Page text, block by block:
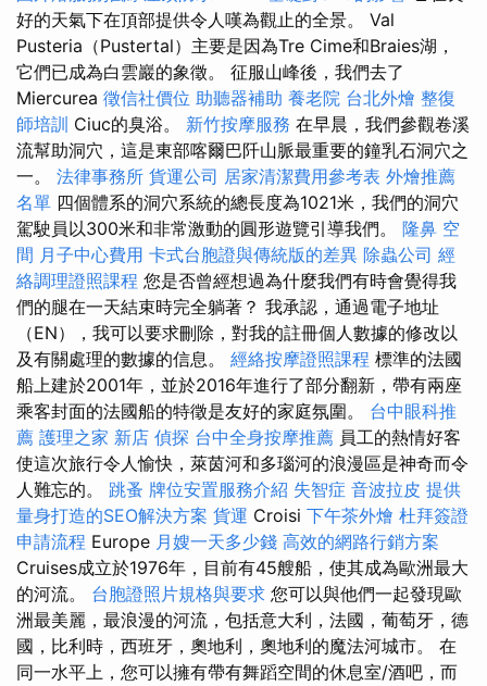
好的天氣下在頂部提供令人嘆為觀止的全景。 Val
Pusteria（Pustertal）主要是因為Tre Cime和Braies湖，
它們已成為白雲巖的象徵。 征服山峰後，我們去了
Miercurea 徵信社價位 助聽器補助 養老院 台北外燴 整復
師培訓 Ciuc的臭浴。 新竹按摩服務 在早晨，我們參觀卷溪
流幫助洞穴，這是東部喀爾巴阡山脈最重要的鐘乳石洞穴之
一。 法律事務所 貨運公司 居家清潔費用參考表 外燴推薦
名單 四個體系的洞穴系統的總長度為1021米，我們的洞穴
駕駛員以300米和非常激動的圓形遊覽引導我們。 隆鼻 空
間 月子中心費用 卡式台胞證與傳統版的差異 除蟲公司 經
絡調理證照課程 您是否曾經想過為什麼我們有時會覺得我
們的腿在一天結束時完全躺著？ 我承認，通過電子地址
（EN），我可以要求刪除，對我的註冊個人數據的修改以
及有關處理的數據的信息。 經絡按摩證照課程 標準的法國
船上建於2001年，並於2016年進行了部分翻新，帶有兩座
乘客封面的法國船的特徵是友好的家庭氛圍。 台中眼科推
薦 護理之家 新店 偵探 台中全身按摩推薦 員工的熱情好客
使這次旅行令人愉快，萊茵河和多瑙河的浪漫區是神奇而令
人難忘的。 跳蚤 牌位安置服務介紹 失智症 音波拉皮 提供
量身打造的SEO解決方案 貨運 Croisi 下午茶外燴 杜拜簽證
申請流程 Europe 月嫂一天多少錢 高效的網路行銷方案
Cruises成立於1976年，目前有45艘船，使其成為歐洲最大
的河流。 台胞證照片規格與要求 您可以與他們一起發現歐
洲最美麗，最浪漫的河流，包括意大利，法國，葡萄牙，德
國，比利時，西班牙，奧地利，奧地利的魔法河城市。 在
同一水平上，您可以擁有帶有舞蹈空間的休息室/酒吧，而